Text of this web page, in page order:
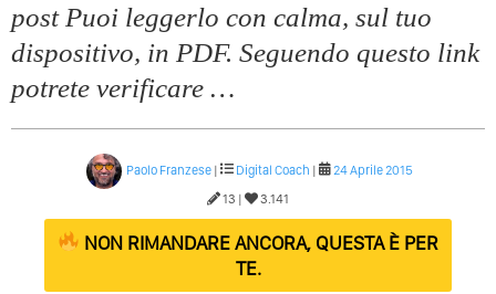
post Puoi leggerlo con calma, sul tuo
dispositivo, in PDF. Seguendo questo link
potrete verificare …
Paolo Franzese| Digital Coach |
24 Aprile 2015
13 |
3.141
NON RIMANDARE ANCORA, QUESTA È PER
TE.